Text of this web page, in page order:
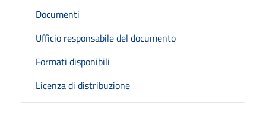
Documenti
Ufficio responsabile del documento
Formati disponibili
Licenza di distribuzione